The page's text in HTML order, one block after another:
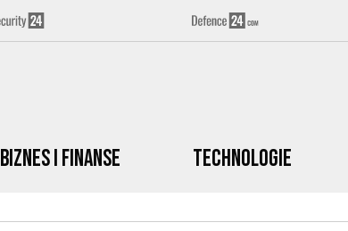
Biznes i Finanse Technologie